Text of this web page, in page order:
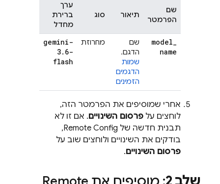
שם
הפרמטר
תיאור סוג
ערך
ברירת
מחדל
model_
name
שם
הדגם.
שמות
הדגמים
הזמינים
מחרוזת
gemini-
3. 6-
flash
אחרי שמוסיפים את הפרמטר הזה,
לוחצים על פרסום השינויים. אם זו לא
תבנית חדשה של Remote Config
,
בודקים את השינויים ולוחצים שוב על
פרסום השינויים.